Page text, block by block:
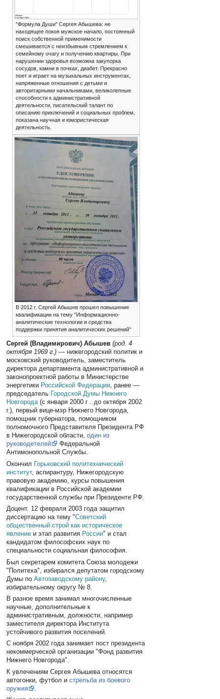
"Формула Души" Сергея Абышева: не
находящее покоя мужское начало, постоянный
поиск собственной применимости
смешивается с неизбывным стремлением к
семейному очагу и получению квартиры. При
нарушении здоровья возможна закупорка
сосудов, камни в почках, диабет. Прекрасно
поет и играет на музыкальных инструментах,
напряженные отношения с детьми и
авторитарными начальниками, великолепные
способности к административной
деятельности, писательский талант по
описанию приключений и социальных проблем,
показана научная и юмористическая
деятельность.
В 2012 г. Сергей Абышев прошел повышение
квалификации на тему "Информационно-
аналитические технологии и средства
поддержки принятия аналитических решений"
Сергей (Владимирович) Абышев (род. 4
октября 1969 г.) — нижегородский политик и
московский руководитель, заместитель
директора департамента административной и
законопроектной работы в Министерстве
энергетики Российской Федерации, ранее —
председатель Городской Думы Нижнего
Новгорода(с января 2000 г . до октября 2002
г.), первый вице-мэр Нижнего Новгорода,
помощник губернатора, помощником
полномочного Представителя Президента РФ
в Нижегородской области,один из
руководетелей
Федеральной
Антимонопольной Службы.
Окончил Горьковский политехнический
институт, аспирантуру, Нижегородскую
правовую академию, курсы повышения
квалификации в Российской академии
государственной службы при Президенте РФ.
Доцент. 12 февраля 2003 года защитил
диссертацию на тему "Советский
общественный строй как историческое
явление и этап развития России" и стал
кандидатом философских наук по
специальности социальная философия.
Был секретарем комитета Союза молодежи
"Политеха", избирался депутатом городскому
Думы поАвтозаводскому району,
избирательному округу № 8.
В разное время занимал многочисленные
научные, дополнительные к
административным, должности, например
заместителя директора Института
устойчивого развития поселений.
С ноября 2002 года занимает пост президента
некоммерческой организации "Фонд развития
Нижнего Новгорода".
К увлечениям Сергея Абышева относятся
автогонки, футбол истрельба из боевого
оружия